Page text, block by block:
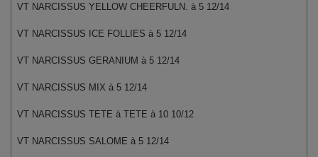
VT NARCISSUS YELLOW CHEERFULN. à 5 12/14
VT NARCISSUS ICE FOLLIES à 5 12/14
VT NARCISSUS GERANIUM à 5 12/14
VT NARCISSUS MIX à 5 12/14
VT NARCISSUS TETE à TETE à 10 10/12
VT NARCISSUS SALOME à 5 12/14